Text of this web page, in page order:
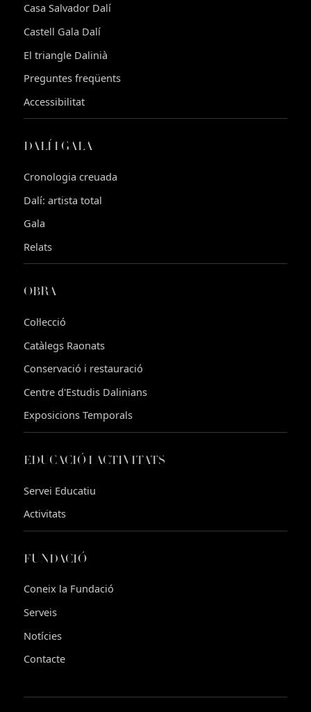
Casa Salvador Dalí
Castell Gala Dalí
El triangle Dalinià
Preguntes freqüents
Accessibilitat
DALÍ I GALA
Cronologia creuada
Dalí: artista total
Gala
Relats
OBRA
Col·lecció
Catàlegs Raonats
Conservació i restauració
Centre d'Estudis Dalinians
Exposicions Temporals
EDUCACIÓ I ACTIVITATS
Servei Educatiu
Activitats
FUNDACIÓ
Coneix la Fundació
Serveis
Notícies
Contacte